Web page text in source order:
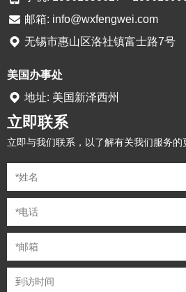
邮箱: info@wxfengwei.com
无锡市惠山区洛社镇富士路7号
美国办事处
地址: 美国新泽西州
立即联系
立即与我们联系，以了解有关我们服务的